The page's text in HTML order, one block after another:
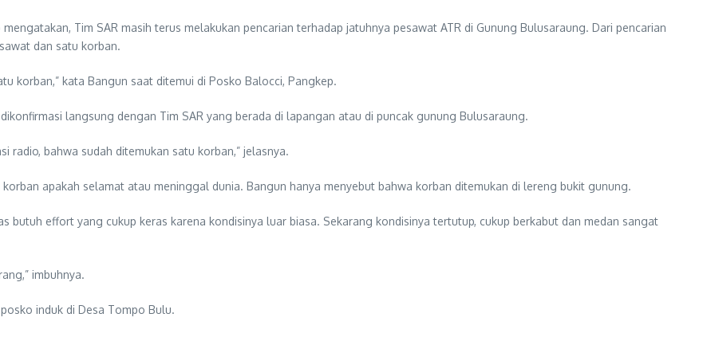
Tim SAR masih terus melakukan pencarian terhadap jatuhnya pesawat ATR di Gunung Bulusaraung. Dari pencarian
dan satu korban.
korban,” kata Bangun saat ditemui di Posko Balocci, Pangkep.
langsung dengan Tim SAR yang berada di lapangan atau di puncak gunung Bulusaraung.
radio, bahwa sudah ditemukan satu korban,” jelasnya.
apakah selamat atau meninggal dunia. Bangun hanya menyebut bahwa korban ditemukan di lereng bukit gunung.
butuh effort yang cukup keras karena kondisinya luar biasa. Sekarang kondisinya tertutup, cukup berkabut dan medan sangat
imbuhnya.
induk di Desa Tompo Bulu.